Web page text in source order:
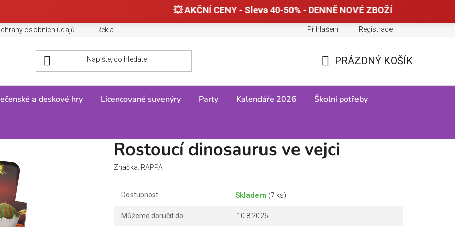
💥 AKČNÍ CENY - Sleva 40-50% - DENNĚ NOVÉ ZBOŽÍ
osobních údajů Reklamace, výměny a vrácení zboží Tabulky velikostí
Přihlášení Registrace
KOŠÍK
PRÁZDNÝ KOŠÍK
a deskové hry Licencované suvenýry Party Kalendáře 2026 Školní potřeby
Rostoucí dinosaurus ve vejci
Značka: RAPPA
Dostupnost Skladem (7 ks)
Můžeme doručit do: 10.8.2026